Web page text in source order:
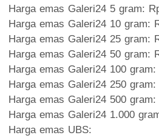
‎Harga emas Galeri24 5 gram:
‎Harga emas Galeri24 10 gram:
‎Harga emas Galeri24 25 gram:
‎Harga emas Galeri24 50 gram:
Harga emas Galeri24 100 gram:
‎Harga emas Galeri24 250 gram:
Harga emas Galeri24 500 gram:
Harga emas Galeri24 1.000
Harga emas UBS:‎